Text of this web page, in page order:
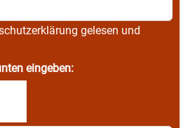
gelesen und
eingeben: